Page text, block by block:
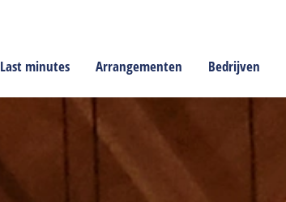
Last minutes Arrangementen Bedrijven